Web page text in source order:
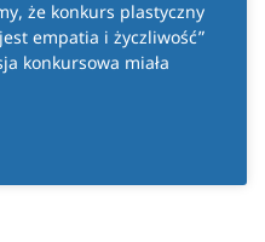
że konkurs plastyczny
empatia i życzliwość”
konkursowa miała